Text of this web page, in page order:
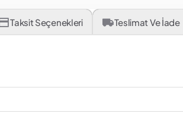
Taksit Seçenekleri Teslimat Ve İade